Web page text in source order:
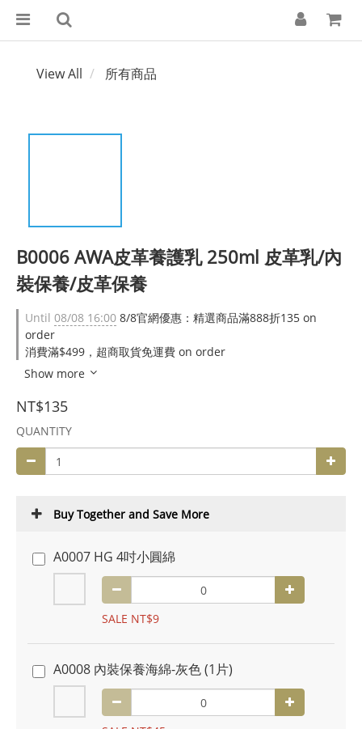
View All 所有商品
B0006 AWA皮革養護乳 250ml 皮革乳/內
裝保養/皮革保養
Until 08/08 16:00 8/8官網優惠：精選商品滿888折135 on
order
消費滿$499，超商取貨免運費 on order
Show more
NT$135
QUANTITY
Buy Together and Save More
A0007 HG 4吋小圓綿
SALE NT$9
A0008 內裝保養海綿-灰色 (1片)